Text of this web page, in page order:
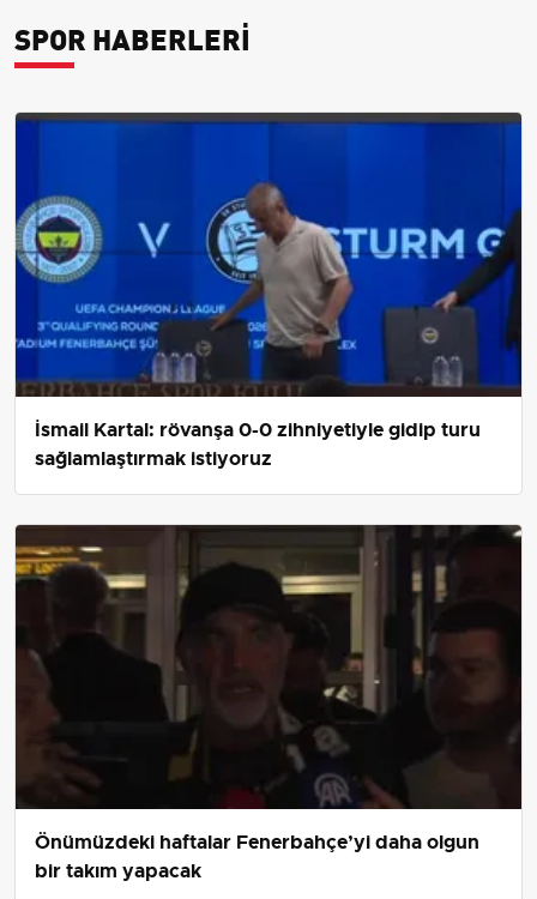
SPOR HABERLERI
İsmail Kartal: rövanşa 0-0 zihniyetiyle gidip turu
sağlamlaştırmak istiyoruz
Önümüzdeki haftalar Fenerbahçe’yi daha olgun
bir takım yapacak